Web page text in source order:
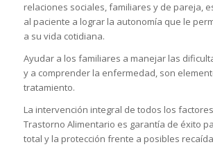
relaciones sociales, familiares y de pareja,
al paciente a lograr la autonomía que le
a su vida cotidiana.
Ayudar a los familiares a manejar las
y a comprender la enfermedad, son
tratamiento.
La intervención integral de todos los
Trastorno Alimentario es garantía de éxito
total y la protección frente a posibles